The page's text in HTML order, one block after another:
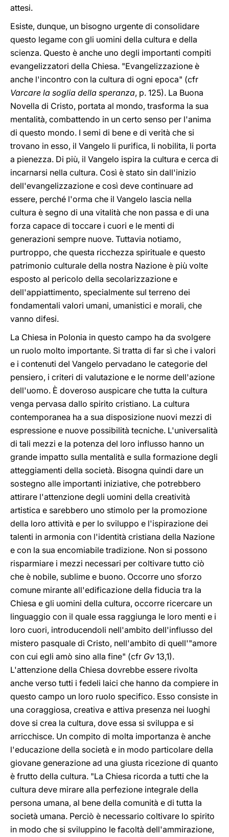
attesi.
Esiste, dunque, un bisogno urgente di consolidare
questo legame con gli uomini della cultura e della
scienza. Questo è anche uno degli importanti compiti
evangelizzatori della Chiesa. "Evangelizzazione è
anche l'incontro con la cultura di ogni epoca" (cfr
Varcare la soglia della speranza, p. 125). La Buona
Novella di Cristo, portata al mondo, trasforma la sua
mentalità, combattendo in un certo senso per l'anima
di questo mondo. I semi di bene e di verità che si
trovano in esso, il Vangelo li purifica, li nobilita, li porta
a pienezza. Di più, il Vangelo ispira la cultura e cerca di
incarnarsi nella cultura. Così è stato sin dall'inizio
dell'evangelizzazione e così deve continuare ad
essere, perché l'orma che il Vangelo lascia nella
cultura è segno di una vitalità che non passa e di una
forza capace di toccare i cuori e le menti di
generazioni sempre nuove. Tuttavia notiamo,
purtroppo, che questa ricchezza spirituale e questo
patrimonio culturale della nostra Nazione è più volte
esposto al pericolo della secolarizzazione e
dell'appiattimento, specialmente sul terreno dei
fondamentali valori umani, umanistici e morali, che
vanno difesi.
La Chiesa in Polonia in questo campo ha da svolgere
un ruolo molto importante. Si tratta di far sì che i valori
e i contenuti del Vangelo pervadano le categorie del
pensiero, i criteri di valutazione e le norme dell'azione
dell'uomo. È doveroso auspicare che tutta la cultura
venga pervasa dallo spirito cristiano. La cultura
contemporanea ha a sua disposizione nuovi mezzi di
espressione e nuove possibilità tecniche. L'universalità
di tali mezzi e la potenza del loro influsso hanno un
grande impatto sulla mentalità e sulla formazione degli
atteggiamenti della società. Bisogna quindi dare un
sostegno alle importanti iniziative, che potrebbero
attirare l'attenzione degli uomini della creatività
artistica e sarebbero uno stimolo per la promozione
della loro attività e per lo sviluppo e l'ispirazione dei
talenti in armonia con l'identità cristiana della Nazione
e con la sua encomiabile tradizione. Non si possono
risparmiare i mezzi necessari per coltivare tutto ciò
che è nobile, sublime e buono. Occorre uno sforzo
comune mirante all'edificazione della fiducia tra la
Chiesa e gli uomini della cultura, occorre ricercare un
linguaggio con il quale essa raggiunga le loro menti e i
loro cuori, introducendoli nell'ambito dell'influsso del
mistero pasquale di Cristo, nell'ambito di quell'"amore
con cui egli amò sino alla fine" (cfr Gv 13,1).
L'attenzione della Chiesa dovrebbe essere rivolta
anche verso tutti i fedeli laici che hanno da compiere in
questo campo un loro ruolo specifico. Esso consiste in
una coraggiosa, creativa e attiva presenza nei luoghi
dove si crea la cultura, dove essa si sviluppa e si
arricchisce. Un compito di molta importanza è anche
l'educazione della società e in modo particolare della
giovane generazione ad una giusta ricezione di quanto
è frutto della cultura. "La Chiesa ricorda a tutti che la
cultura deve mirare alla perfezione integrale della
persona umana, al bene della comunità e di tutta la
società umana. Perciò è necessario coltivare lo spirito
in modo che si sviluppino le facoltà dell'ammirazione,